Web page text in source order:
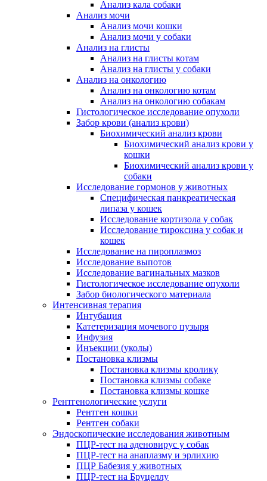
Анализ кала собаки
Анализ мочи
Анализ мочи кошки
Анализ мочи у собаки
Анализ на глисты
Анализ на глисты котам
Анализ на глисты у собаки
Анализ на онкологию
Анализ на онкологию котам
Анализ на онкологию собакам
Гистологическое исследование опухоли
Забор крови (анализ крови)
Биохимический анализ крови
Биохимический анализ крови у
кошки
Биохимический анализ крови у
собаки
Исследование гормонов у животных
Специфическая панкреатическая
липаза у кошек
Исследование кортизола у собак
Исследование тироксина у собак и
кошек
Исследование на пироплазмоз
Исследование выпотов
Исследование вагинальных мазков
Гистологическое исследование опухоли
Забор биологического материала
Интенсивная терапия
Интубация
Катетеризация мочевого пузыря
Инфузия
Инъекции (уколы)
Постановка клизмы
Постановка клизмы кролику
Постановка клизмы собаке
Постановка клизмы кошке
Рентгенологические услуги
Рентген кошки
Рентген собаки
Эндоскопические исследования животным
ПЦР-тест на аденовирус у собак
ПЦР-тест на анаплазму и эрлихию
ПЦР Бабезия у животных
ПЦР-тест на Бруцеллу